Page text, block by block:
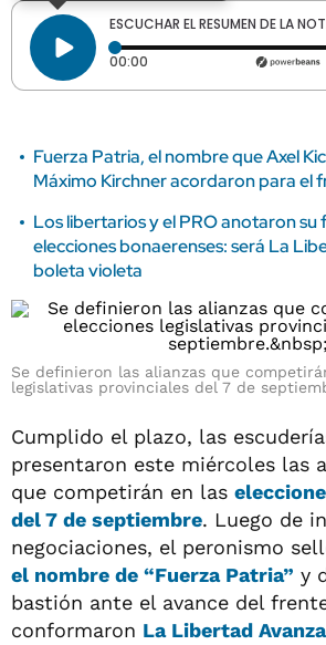
ESCUCHAR EL RESUMEN DE LA
00:00 Tiempo transcurrido: 0
Fuerza Patria, el nombre que Axel
Máximo Kirchner acordaron para el
Los libertarios y el PRO anotaron su
elecciones bonaerenses: será La
boleta violeta
Se definieron las alianzas que
legislativas provinciales del 7 de
Cumplido el plazo, las
presentaron este miércoles las
que competirán en las
del 7 de septiembre. Luego de
negociaciones, el peronismo
el nombre de “Fuerza Patria” y
bastión ante el avance del
conformaron La Libertad Avanza